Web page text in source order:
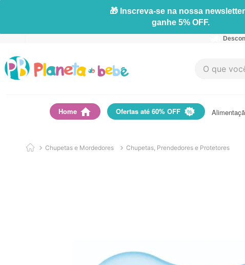
🎁 Inscreva-se na nossa
ganhe 5% OFF.
O que você
Home Ofertas até 60% OFF
Chupetas e Mordedores Chupetas, Prendedores e Protetores